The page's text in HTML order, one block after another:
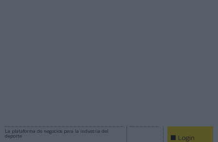
La plataforma de negocios para la industria del
deporte
Login